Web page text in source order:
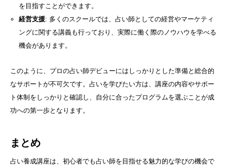
を目指すことができます。
経営支援: 多くのスクールでは、占い師としての経営やマーケティ
ングに関する講義も行っており、実際に働く際のノウハウを学べる
機会があります。
このように、プロの占い師デビューにはしっかりとした準備と総合的
なサポートが不可欠です。占いを学びたい方は、講座の内容やサポー
ト体制をしっかりと確認し、自分に合ったプログラムを選ぶことが成
功への第一歩となります。
まとめ
占い養成講座は、初心者でも占い師を目指せる魅力的な学びの機会で